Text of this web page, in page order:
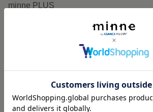
minne PLUS
minneとものづくりと
minne学習帖